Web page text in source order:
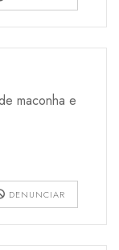
maconha e
DENUNCIAR